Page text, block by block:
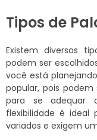
Tipos de
Existem diversos
podem ser
você está
popular, pois
para se adequar
flexibilidade é ideal
variados e exigem